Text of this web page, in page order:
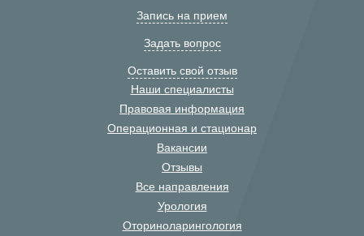
Запись на прием
Задать вопрос
Оставить свой отзыв
Наши специалисты
Правовая информация
Операционная и стационар
Вакансии
Отзывы
Все направления
Урология
Оториноларингология